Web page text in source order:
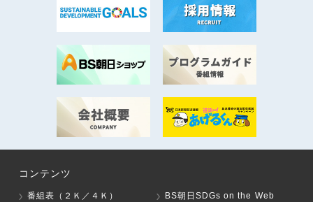
コンテンツ
番組表（２Ｋ／４Ｋ）
BS朝日SDGs on the Web